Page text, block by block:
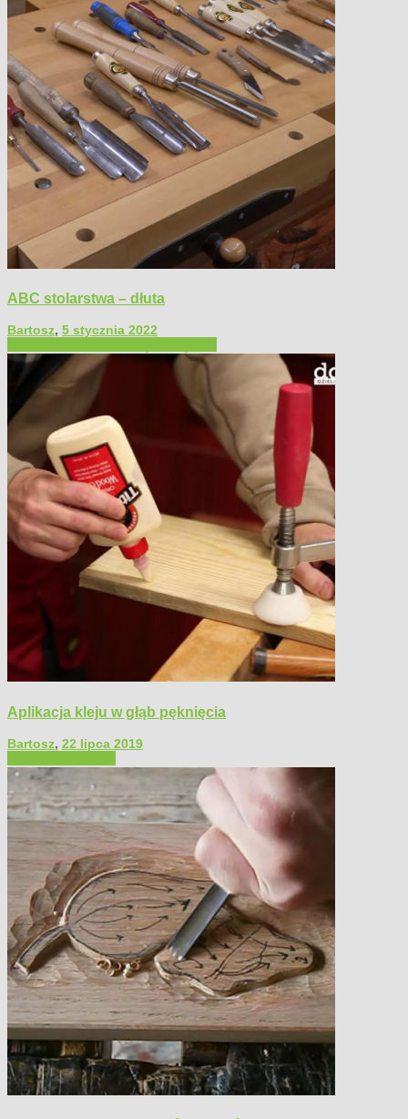
ABC stolarstwa – dłuta
Bartosz, 5 stycznia 2022
Aplikacja kleju w głąb pęknięcia
Bartosz, 22 lipca 2019